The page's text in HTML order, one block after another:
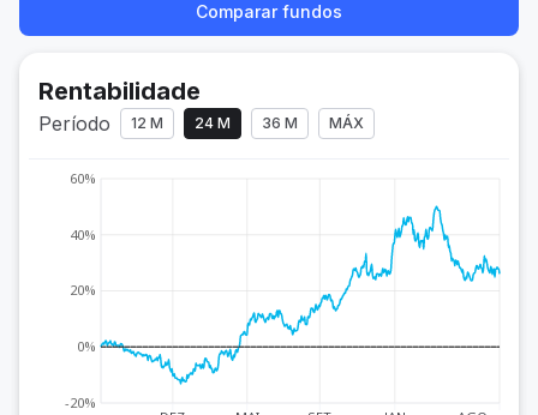
Comparar fundos
Rentabilidade
Período 12 M 24 M 36 M MÁX
-20%
0%
20%
40%
60%